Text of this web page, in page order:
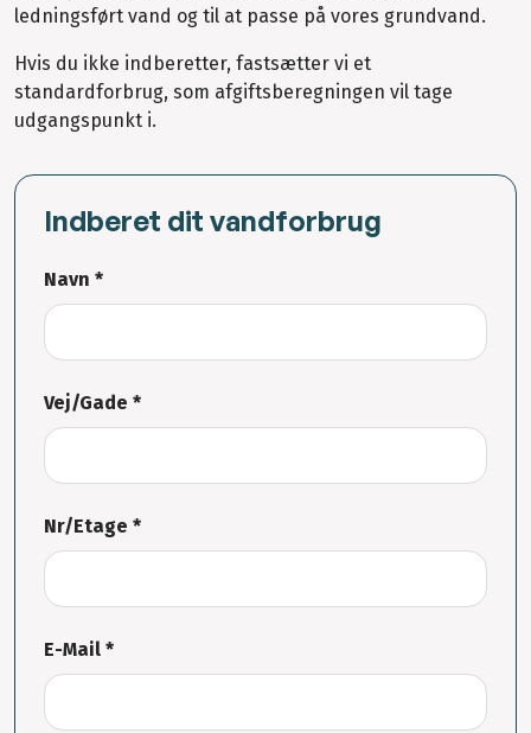
ledningsført vand og til at passe på vores grundvand.
Hvis du ikke indberetter, fastsætter vi et
standardforbrug, som afgiftsberegningen vil tage
udgangspunkt i.
Indberet dit vandforbrug
Navn *
Vej/Gade *
Nr/Etage *
E-Mail *